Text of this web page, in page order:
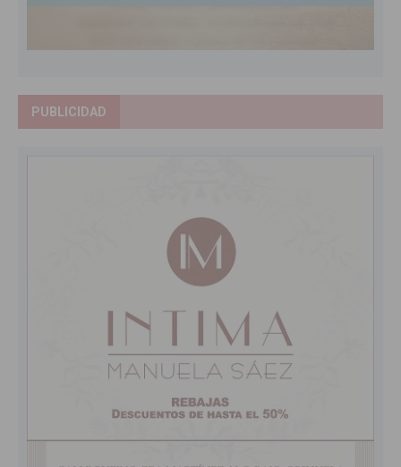
PUBLICIDAD